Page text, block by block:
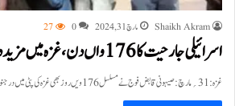
Shaikh Akram مارچ 31, 2024 0
27
اسرائیلی جارحیت کا 176واں دن، غزہ میں مزید درجنوں فلسطینی شہید
غزہ :31؍مارچ:صیہونی قابض فوج نے مسلسل 176ویں روز بھی غزہ کی پٹی میں درجنوں فضائی حملے، توپ خانے کی گولہ…